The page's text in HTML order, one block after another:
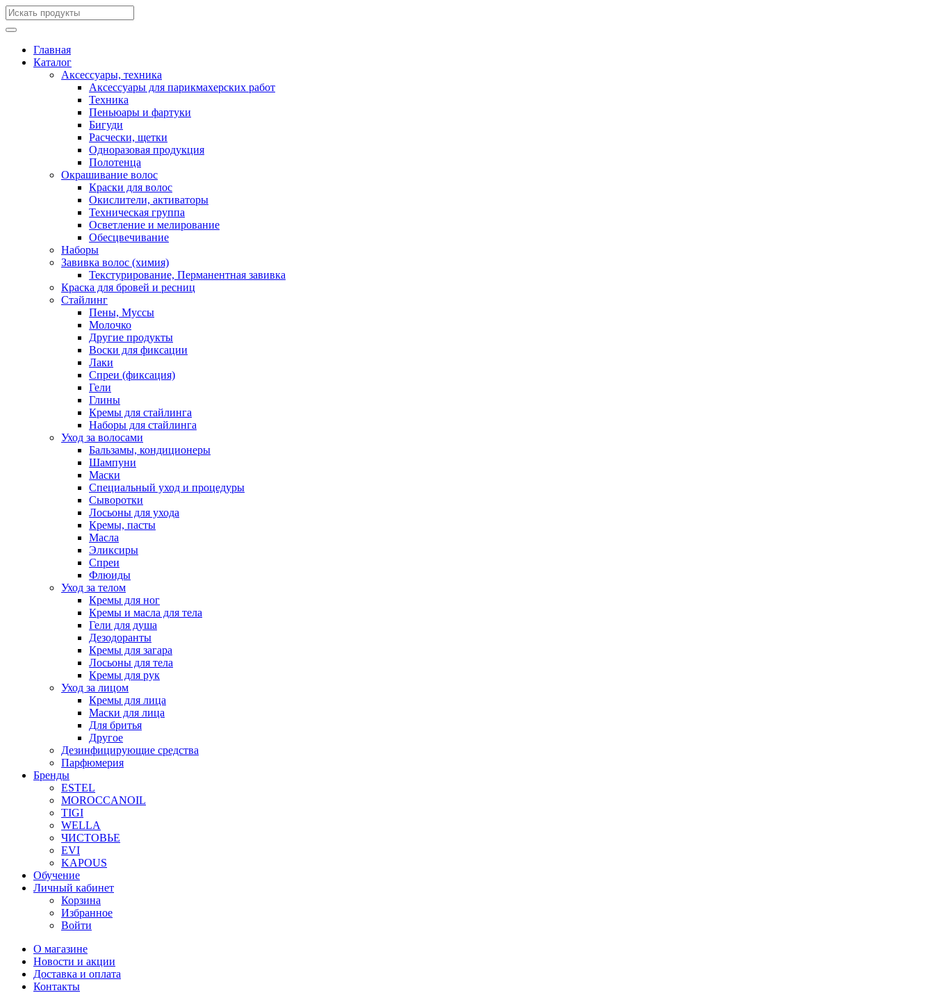
Главная
Каталог
Аксессуары, техника
Аксессуары для парикмахерских работ
Техника
Пеньюары и фартуки
Бигуди
Расчески, щетки
Одноразовая продукция
Полотенца
Окрашивание волос
Краски для волос
Окислители, активаторы
Техническая группа
Осветление и мелирование
Обесцвечивание
Наборы
Завивка волос (химия)
Текстурирование, Перманентная завивка
Краска для бровей и ресниц
Стайлинг
Пены, Муссы
Молочко
Другие продукты
Воски для фиксации
Лаки
Спреи (фиксация)
Гели
Глины
Кремы для стайлинга
Наборы для стайлинга
Уход за волосами
Бальзамы, кондиционеры
Шампуни
Маски
Специальный уход и процедуры
Сыворотки
Лосьоны для ухода
Кремы, пасты
Масла
Эликсиры
Спреи
Флюиды
Уход за телом
Кремы для ног
Кремы и масла для тела
Гели для душа
Дезодоранты
Кремы для загара
Лосьоны для тела
Кремы для рук
Уход за лицом
Кремы для лица
Маски для лица
Для бритья
Другое
Дезинфицирующие средства
Парфюмерия
Бренды
ESTEL
MOROCCANOIL
TIGI
WELLA
ЧИСТОВЬЕ
EVI
KAPOUS
Обучение
Личный кабинет
Корзина
Избранное
Войти
О магазине
Новости и акции
Доставка и оплата
Контакты